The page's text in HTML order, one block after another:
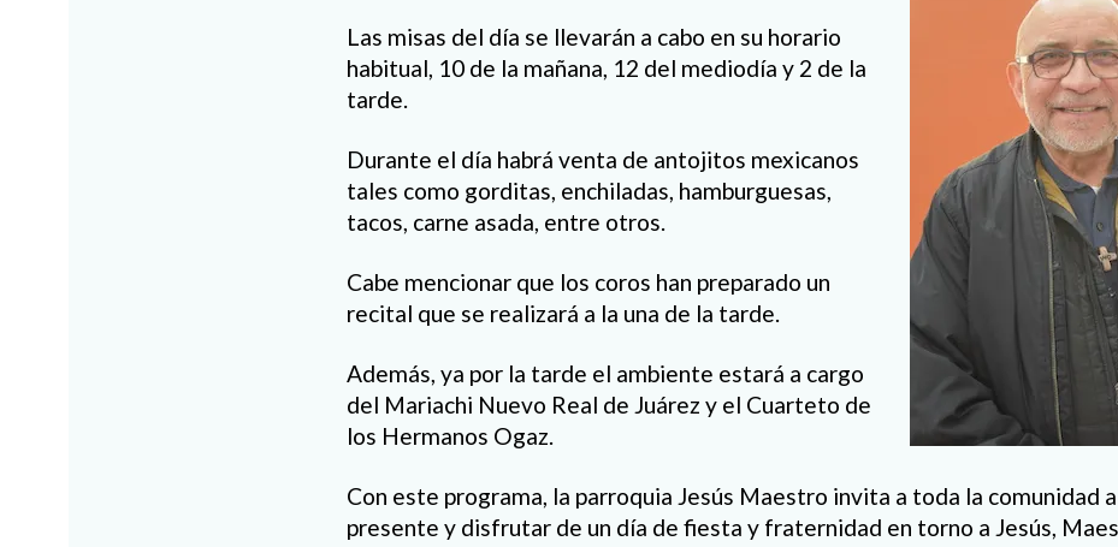
Las misas del día se llevarán a cabo en su horario
habitual, 10 de la mañana, 12 del mediodía y 2 de la
tarde.
Durante el día habrá venta de antojitos mexicanos
tales como gorditas, enchiladas, hamburguesas,
tacos, carne asada, entre otros.
Cabe mencionar que los coros han preparado un
recital que se realizará a la una de la tarde.
Además, ya por la tarde el ambiente estará a cargo
del Mariachi Nuevo Real de Juárez y el Cuarteto de
los Hermanos Ogaz.
Con este programa, la parroquia Jesús Maestro invita a toda la comunidad
presente y disfrutar de un día de fiesta y fraternidad en torno a Jesús,